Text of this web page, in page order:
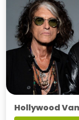
Hollywood